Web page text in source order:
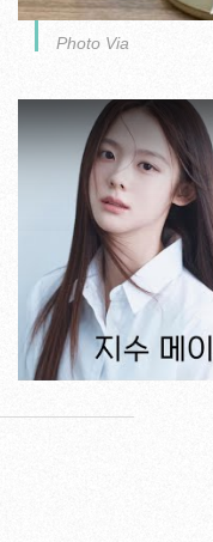
Photo Via